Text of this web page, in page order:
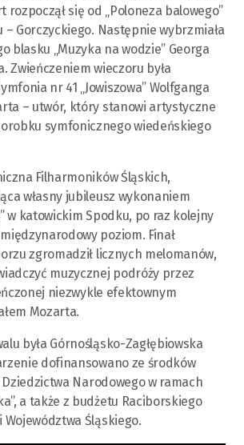
rozpoczął się od „Poloneza balowego”
Gorczyckiego. Następnie wybrzmiała
blasku „Muzyka na wodzie” Georga
Zwieńczeniem wieczoru była
nr 41 „Jowiszowa” Wolfganga
– utwór, który stanowi artystyczne
symfonicznego wiedeńskiego
Filharmoników Śląskich,
własny jubileusz wykonaniem
w katowickim Spodku, po raz kolejny
poziom. Finał
zgromadził licznych melomanów,
muzycznej podróży przez
niezwykle efektownym
Mozarta.
była Górnośląsko-Zagłębiowska
dofinansowano ze środków
Narodowego w ramach
a także z budżetu Raciborskiego
Śląskiego.